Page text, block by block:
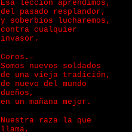
Esa lección aprendimos,
del pasado resplandor,
y soberbios lucharemos,
contra cualquier
invasor.
Coros.-
Somos nuevos soldados
de una vieja tradición,
de nuevo del mundo
dueños,
en un mañana mejor.
Nuestra raza la que
llama,